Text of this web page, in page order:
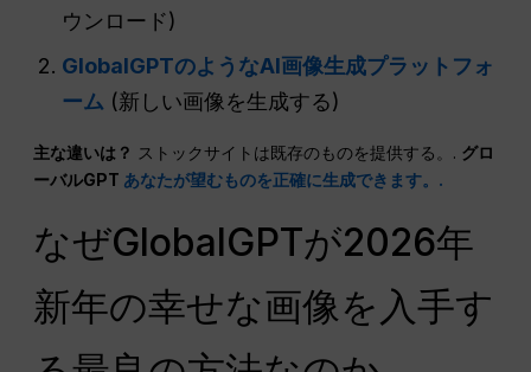
ウンロード)
GlobalGPTのようなAI画像生成プラットフォ
ーム (新しい画像を生成する)
主な違いは？ ストックサイトは既存のものを提供する。. グロ
ーバルGPT あなたが望むものを正確に生成できます。.
なぜGlobalGPTが2026年
新年の幸せな画像を入手す